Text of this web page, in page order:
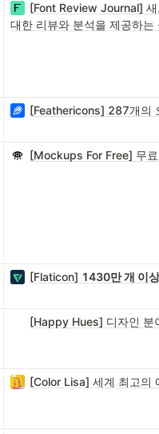
[Font Review Journal]
대한 리뷰와 분석을 제공하는
[Feathericons] 287개의
[Mockups For Free] 무
[Flaticon] 1430만 개 이
[Happy Hues] 디자인 분
[Color Lisa] 세계 최고의